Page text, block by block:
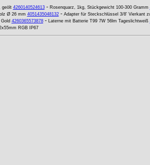
geölt 4260140524613- Rosenquarz, 1kg, Stückgewicht 100-300 Gramm
Ø 26 mm 4051435048132- Adapter für Steckschlüssel 3/8' Vierkant
4260365573878- Laterne mit Batterie T99 7W 56lm Tageslichtweiß
RGB IP67